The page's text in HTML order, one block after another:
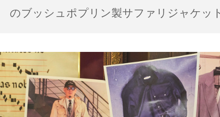
のブッシュポプリン製サファリジャケッ